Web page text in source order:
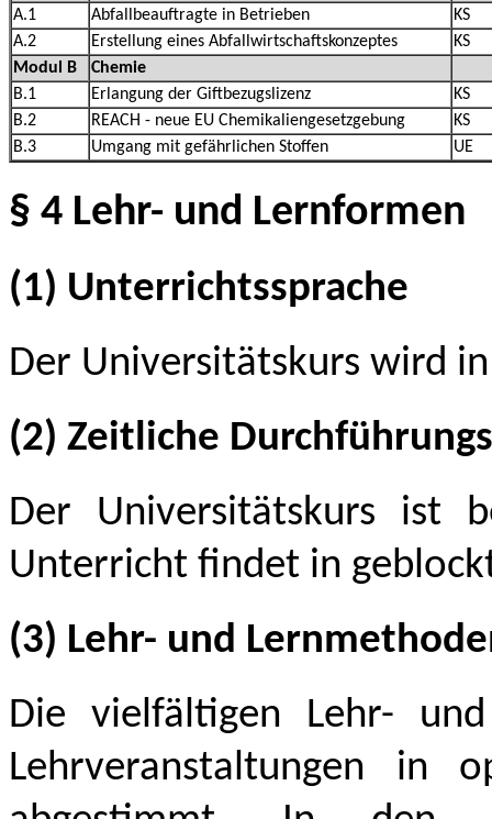
A.1
Abfallbeauftragte in Betrieben
KS
A.2
Erstellung eines Abfallwirtschaftskonzeptes
KS
Modul B
Chemie
B.1
Erlangung der Giftbezugslizenz
KS
B.2
REACH - neue EU Chemikaliengesetzgebung
KS
B.3
Umgang mit gefährlichen Stoffen UE
§ 4 Lehr- und Lernformen
(1) Unterrichtssprache
Der Universitätskurs wird
(2) Zeitliche
Der Universitätskurs ist
Unterricht findet in
(3) Lehr- und
Die vielfältigen Lehr-
Lehrveranstaltungen in